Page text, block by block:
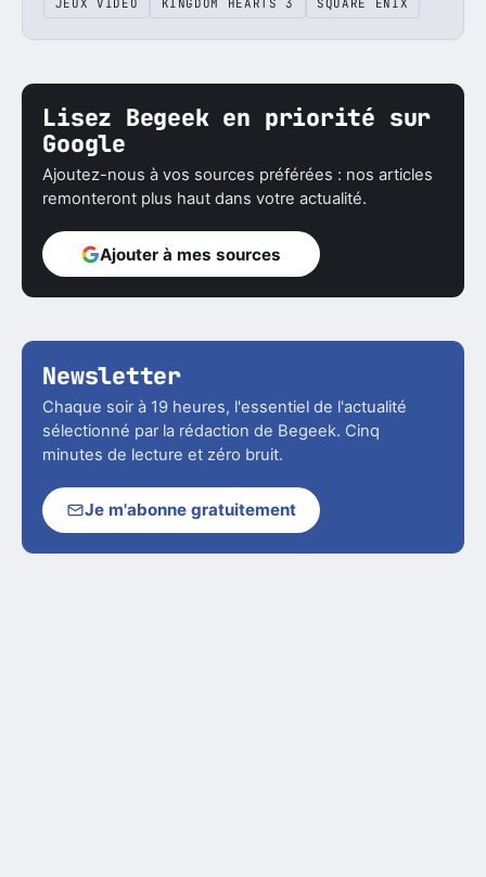
JEUX VIDÉO KINGDOM HEARTS 3 SQUARE ENIX
Lisez Begeek en priorité sur
Google
Ajoutez-nous à vos sources préférées : nos articles
remonteront plus haut dans votre actualité.
Ajouter à mes sources
Newsletter
Chaque soir à 19 heures, l'essentiel de l'actualité
sélectionné par la rédaction de Begeek. Cinq
minutes de lecture et zéro bruit.
Je m'abonne gratuitement